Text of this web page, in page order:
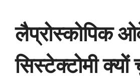
लैप्रोस्कोपिक
सिस्टेक्टोमी क्यों